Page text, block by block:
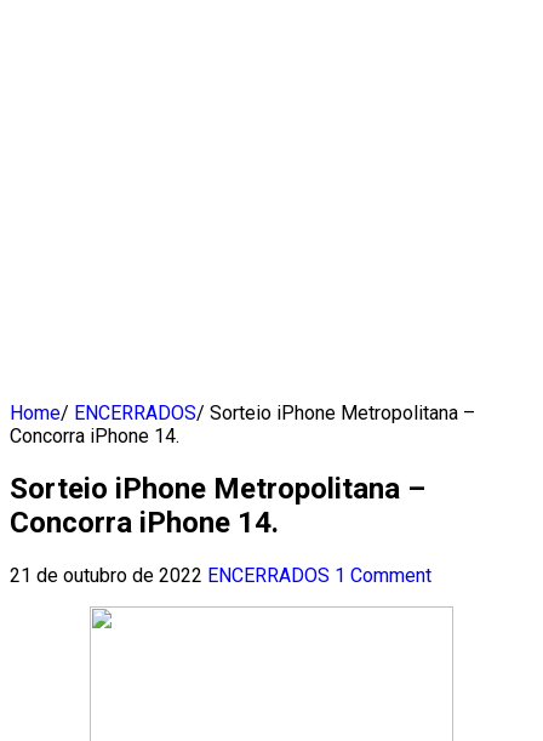
Home/ ENCERRADOS/ Sorteio iPhone Metropolitana –
Concorra iPhone 14.
Sorteio iPhone Metropolitana –
Concorra iPhone 14.
21 de outubro de 2022 ENCERRADOS 1 Comment